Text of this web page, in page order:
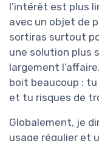
l’intérêt est plus
avec un objet de
sortiras surtout
une solution plus
largement
boit beaucoup :
et tu risques de
Globalement, je
usage régulier et